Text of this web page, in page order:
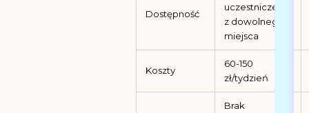
Dostępność
uczestniczenia
z dowolnego
miejsca
Koszty
60-150
zł/tydzień
Brak